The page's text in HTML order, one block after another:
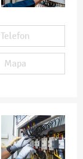
Telefon
Mapa